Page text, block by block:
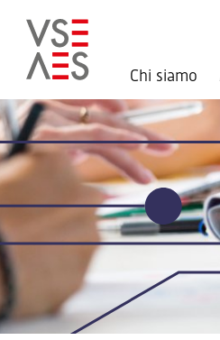
Chi siamo